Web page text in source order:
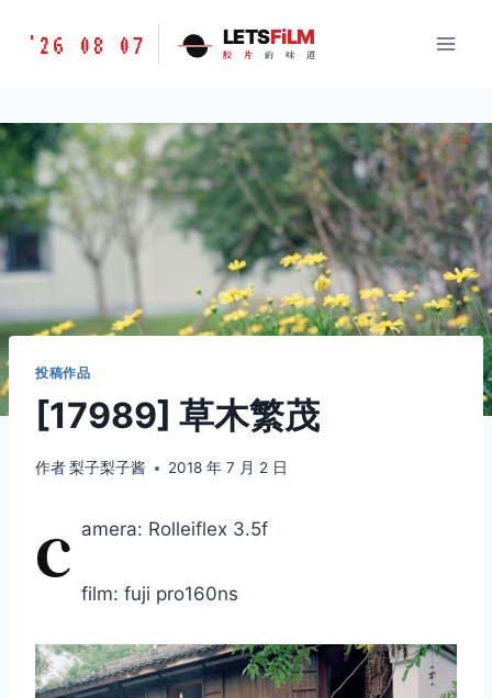
胶
味
道
LETSFILM
'26 08 07 LETSFiLM
胶 片 的 味 道
投稿作品
[17989] 草木繁茂
作者梨子梨子酱 2018 年 7 月 2 日
c amera: Rolleiflex 3.5f
film: fuji pro160ns